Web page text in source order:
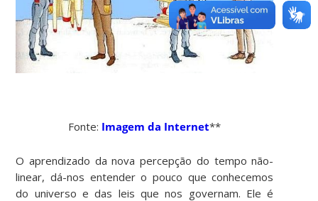
Fonte: Imagem da Internet**
O aprendizado da nova percepção do tempo não-
linear, dá-nos entender o pouco que conhecemos
do universo e das leis que nos governam. Ele é